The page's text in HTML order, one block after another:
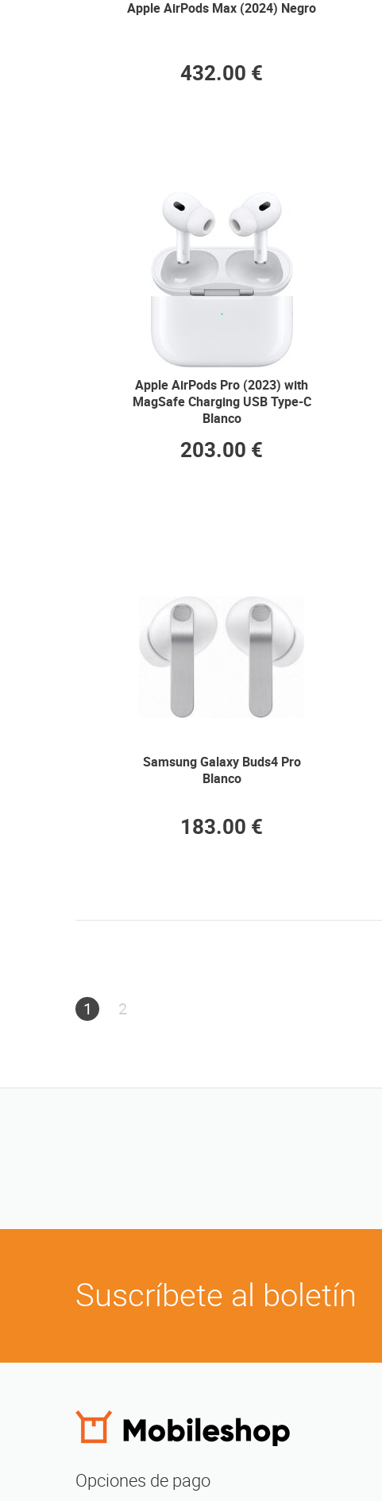
Apple AirPods Max (2024) Negro
432.00 €
Apple AirPods Pro (2023) with
MagSafe Charging USB Type-C
Blanco
203.00 €
Samsung Galaxy Buds4 Pro
Blanco
183.00 €
1 2
Suscríbete al boletín
Opciones de pago